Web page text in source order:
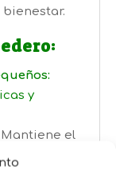
y
Mantiene el
rellenados